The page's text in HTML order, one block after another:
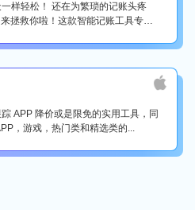
样轻松！ 还在为繁琐的记账头疼
拯救你啦！这款智能记账工具专为
APP 降价或是限免的实用工具，同
，游戏，热门类和精选类的...